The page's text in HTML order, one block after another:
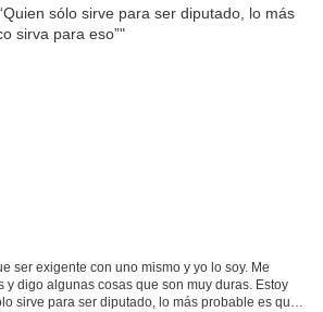
ser exigente con uno mismo y yo lo soy. Me
y digo algunas cosas que son muy duras. Estoy
sirve para ser diputado, lo más probable es que